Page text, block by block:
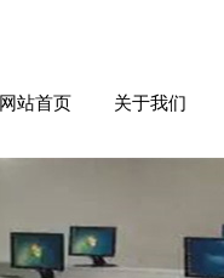
网站首页 关于我们